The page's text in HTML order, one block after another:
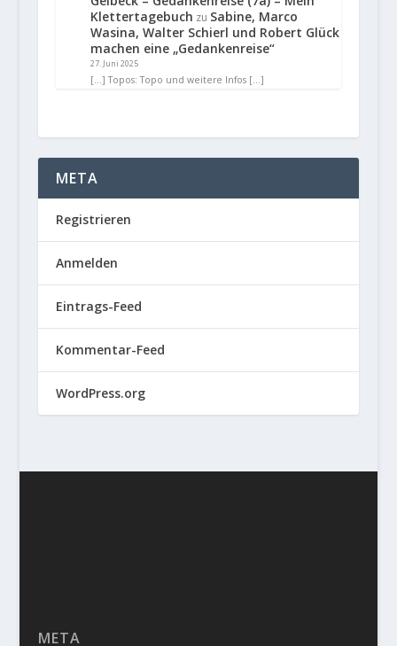
Klettertagebuch zu Sabine, Marco
Wasina, Walter Schierl und Robert Glück
machen eine „Gedankenreise“
27. Juni 2025
[…] Topos: Topo und weitere Infos […]
META
Registrieren
Anmelden
Eintrags-Feed
Kommentar-Feed
WordPress.org
META